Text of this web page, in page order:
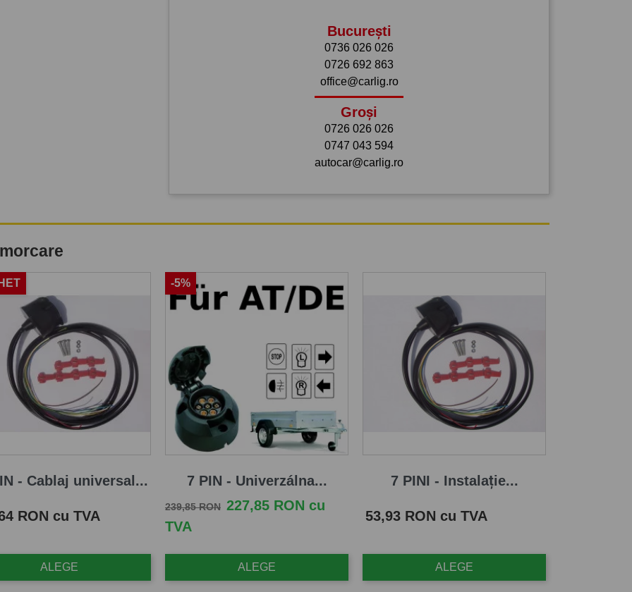
București
0736 026 026
0726 692 863
office@carlig.ro
Groși
0726 026 026
0747 043 594
autocar@carlig.ro
- Cablaj universal...
RON cu TVA
ALEGE
7 PIN - Univerzálna...
Pret de baza
239,85 RON Pret
227,85 RON cu
TVA
ALEGE
-5%
7 PINI - Instalație...
Pret
53,93 RON cu TVA
ALEGE